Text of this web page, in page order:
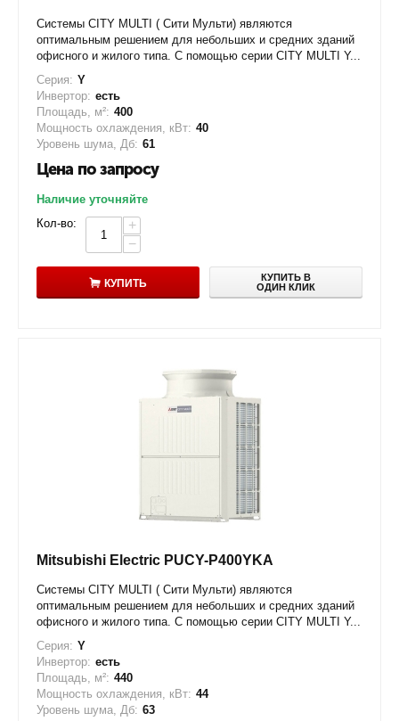
Системы CITY MULTI ( Сити Мульти) являются
оптимальным решением для небольших и средних зданий
офисного и жилого типа. С помощью серии CITY MULTI Y...
Серия: Y
Инвертор: есть
Площадь, м²: 400
Мощность охлаждения, кВт: 40
Уровень шума, Дб: 61
Цена по запросу
Наличие уточняйте
Кол-во:
+
−
КУПИТЬ
КУПИТЬ В
ОДИН КЛИК
Mitsubishi Electric PUCY-P400YKA
Системы CITY MULTI ( Сити Мульти) являются
оптимальным решением для небольших и средних зданий
офисного и жилого типа. С помощью серии CITY MULTI Y...
Серия: Y
Инвертор: есть
Площадь, м²: 440
Мощность охлаждения, кВт: 44
Уровень шума, Дб: 63